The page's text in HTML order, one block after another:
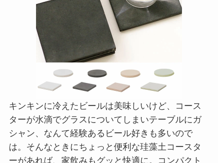
キンキンに冷えたビールは美味しいけど、コース
ターが水滴でグラスについてしまいテーブルにガ
シャン、なんて経験あるビール好きも多いので
は。そんなときにちょっと便利な珪藻土コースタ
ーがあれば、家飲みもグッと快適に。コンパクト